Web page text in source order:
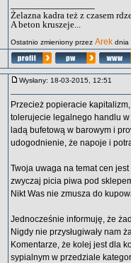
Żelazna kadra też z czasem
A beton kruszeje...
Ostatnio zmieniony przez Arek dnia
Wysłany: 18-03-2015, 12:51
Przecież popieracie
tolerujecie legalnego handlu
ladą bufetową w barowym i
udogodnienie, że napoje i
Twoja uwaga na temat cen
zwyczaj picia piwa pod
Nikt Was nie zmusza do
Jednocześnie informuję, że
Nigdy nie przysługiwały nam
Komentarze, że kolej jest dla
sypialnym w przedziale